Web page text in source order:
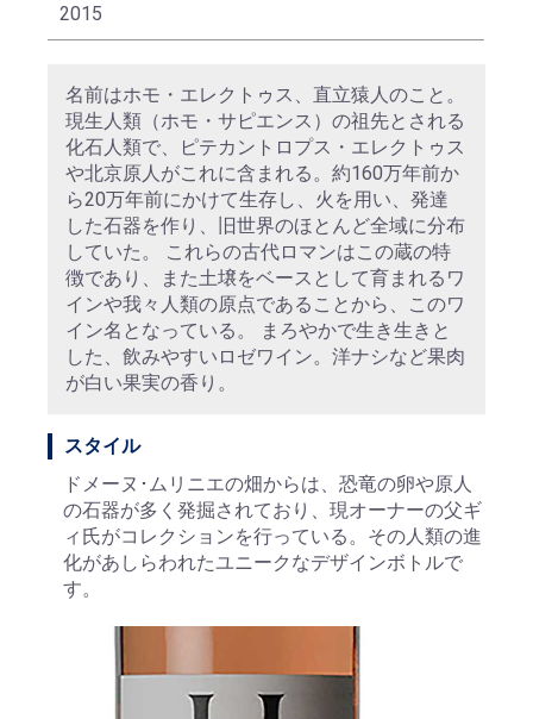
お買い物を続ける カートへ進む
2015
名前はホモ・エレクトゥス、直立猿人のこと。
現生人類（ホモ・サピエンス）の祖先とされる
化石人類で、ピテカントロプス・エレクトゥス
や北京原人がこれに含まれる。約160万年前か
ら20万年前にかけて生存し、火を用い、発達
した石器を作り、旧世界のほとんど全域に分布
していた。 これらの古代ロマンはこの蔵の特
徴であり、また土壌をベースとして育まれるワ
インや我々人類の原点であることから、このワ
イン名となっている。 まろやかで生き生きと
した、飲みやすいロゼワイン。洋ナシなど果肉
が白い果実の香り。
スタイル
ドメーヌ･ムリニエの畑からは、恐竜の卵や原人
の石器が多く発掘されており、現オーナーの父ギ
ィ氏がコレクションを行っている。その人類の進
化があしらわれたユニークなデザインボトルで
す。